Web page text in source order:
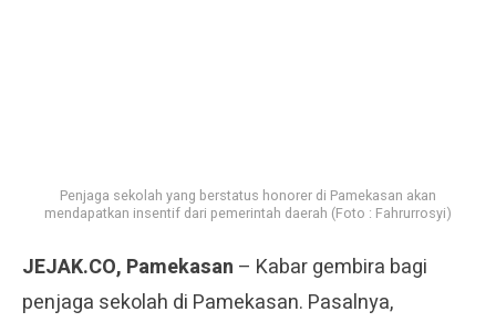
Penjaga sekolah yang berstatus honorer di Pamekasan akan
mendapatkan insentif dari pemerintah daerah (Foto : Fahrurrosyi)
JEJAK.CO, Pamekasan – Kabar gembira bagi
penjaga sekolah di Pamekasan. Pasalnya,